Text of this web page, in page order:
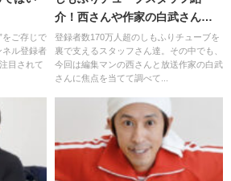
がパンチングマシーン対決を行いま
をご存じで
ル登録者
目されて
介！西さんや作家の白武さんっ
てどんな人？
登録者数170万人超のしもふりチューブを
裏で支えるスタッフさん達。その中でも、
今回は編集マンの西さんと放送作家の白武
さんに焦点を当てて調べて...